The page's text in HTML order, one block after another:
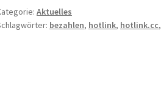
Aktuelles
bezahlen, hotlink, hotlink.cc,